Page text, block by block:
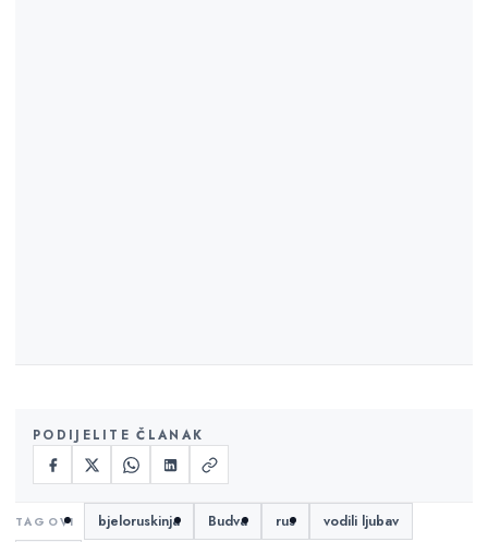
PODIJELITE ČLANAK
bjeloruskinja Budva rus
vodili ljubav